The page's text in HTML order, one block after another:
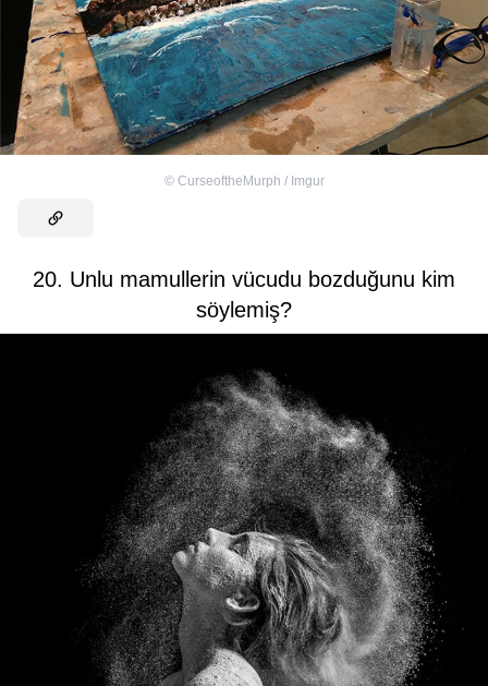
© CurseoftheMurph / Imgur
20. Unlu mamullerin vücudu bozduğunu kim
söylemiş?